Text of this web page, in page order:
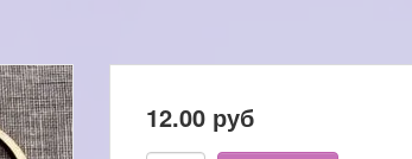
12.00руб